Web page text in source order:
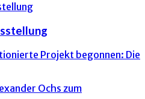
Projekt begonnen: Die